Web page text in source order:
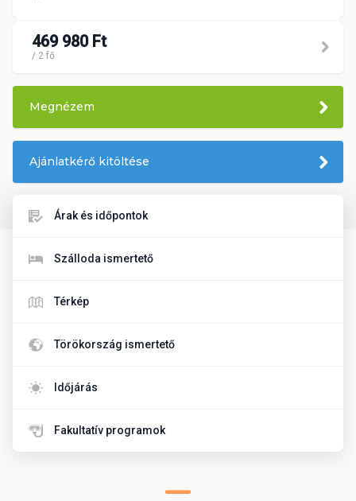
469 980 Ft
/ 2 fő
Megnézem
Ajánlatkérő kitöltése
Árak és időpontok
Szálloda ismertető
Térkép
Törökország ismertető
Időjárás
Fakultatív programok